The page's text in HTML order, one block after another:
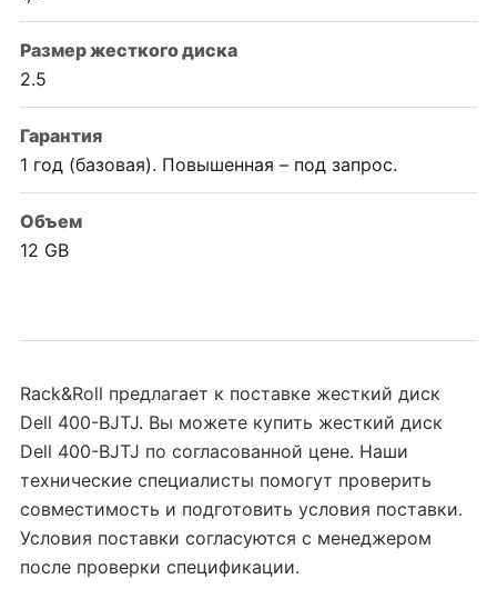
Размер жесткого диска
2.5
Гарантия
1 год (базовая). Повышенная – под запрос.
Объем
12 GB
Rack&Roll предлагает к поставке жесткий диск
Dell 400-BJTJ. Вы можете купить жесткий диск
Dell 400-BJTJ по согласованной цене. Наши
технические специалисты помогут проверить
совместимость и подготовить условия поставки.
Условия поставки согласуются с менеджером
после проверки спецификации.